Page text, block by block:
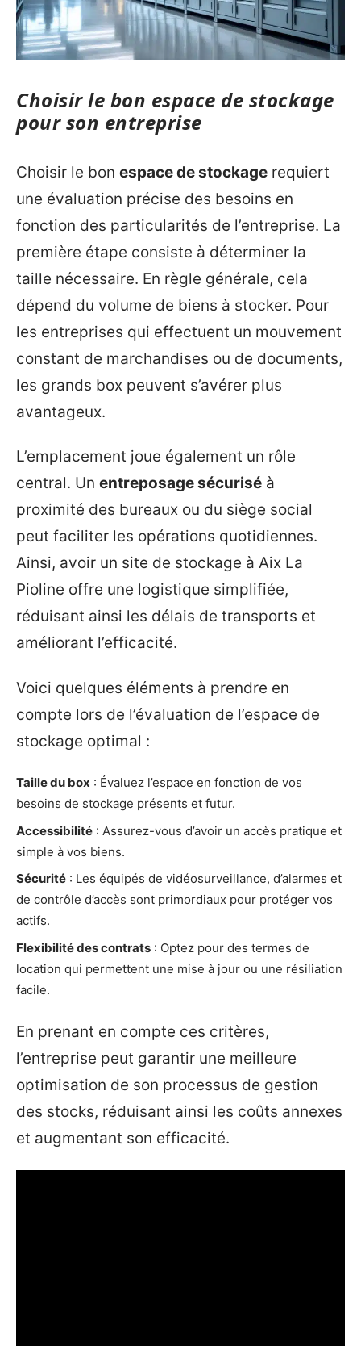
Choisir le bon espace de stockage
pour son entreprise
Choisir le bon espace de stockage requiert
une évaluation précise des besoins en
fonction des particularités de l’entreprise. La
première étape consiste à déterminer la
taille nécessaire. En règle générale, cela
dépend du volume de biens à stocker. Pour
les entreprises qui effectuent un mouvement
constant de marchandises ou de documents,
les grands box peuvent s’avérer plus
avantageux.
L’emplacement joue également un rôle
central. Un entreposage sécurisé à
proximité des bureaux ou du siège social
peut faciliter les opérations quotidiennes.
Ainsi, avoir un site de stockage à Aix La
Pioline offre une logistique simplifiée,
réduisant ainsi les délais de transports et
améliorant l’efficacité.
Voici quelques éléments à prendre en
compte lors de l’évaluation de l’espace de
stockage optimal :
Taille du box : Évaluez l’espace en fonction de vos
besoins de stockage présents et futur.
Accessibilité : Assurez-vous d’avoir un accès pratique et
simple à vos biens.
Sécurité : Les équipés de vidéosurveillance, d’alarmes et
de contrôle d’accès sont primordiaux pour protéger vos
actifs.
Flexibilité des contrats : Optez pour des termes de
location qui permettent une mise à jour ou une résiliation
facile.
En prenant en compte ces critères,
l’entreprise peut garantir une meilleure
optimisation de son processus de gestion
des stocks, réduisant ainsi les coûts annexes
et augmentant son efficacité.